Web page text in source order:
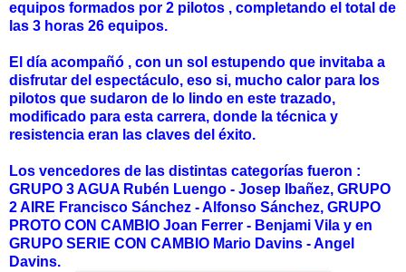
equipos formados por 2 pilotos , completando el total de
las 3 horas 26 equipos.
El día acompañó , con un sol estupendo que invitaba a
disfrutar del espectáculo, eso si, mucho calor para los
pilotos que sudaron de lo lindo en este trazado,
modificado para esta carrera, donde la técnica y
resistencia eran las claves del éxito.
Los vencedores de las distintas categorías fueron :
GRUPO 3 AGUA Rubén Luengo - Josep Ibañez, GRUPO
2 AIRE Francisco Sánchez - Alfonso Sánchez, GRUPO
PROTO CON CAMBIO Joan Ferrer - Benjami Vila y en
GRUPO SERIE CON CAMBIO Mario Davins - Angel
Davins.